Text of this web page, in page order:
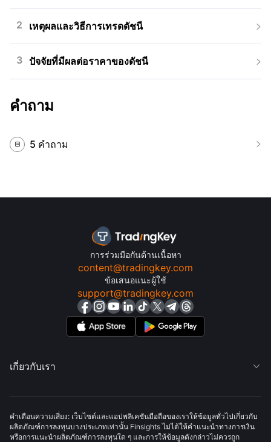
2 เหตุผลและวิธีการเทรดดัชนี 
3 ปัจจัยที่มีผลต่อราคาของดัชนี 
คำถาม
 5 คำถาม 
การร่วมมือกันด้านเนื้อหา
content@tradingkey.com
ข้อเสนอแนะผู้ใช้
support@tradingkey.com
เกี่ยวกับเรา 
คำเตือนความเสี่ยง: เว็บไซต์และแอปพลิเคชันมือถือของเราให้ข้อมูลทั่วไปเกี่ยวกับ
ผลิตภัณฑ์การลงทุนบางประเภทเท่านั้น Finsights ไม่ได้ให้คำแนะนำทางการเงิน
หรือการแนะนำผลิตภัณฑ์การลงทุนใด ๆ และการให้ข้อมูลดังกล่าวไม่ควรถูก